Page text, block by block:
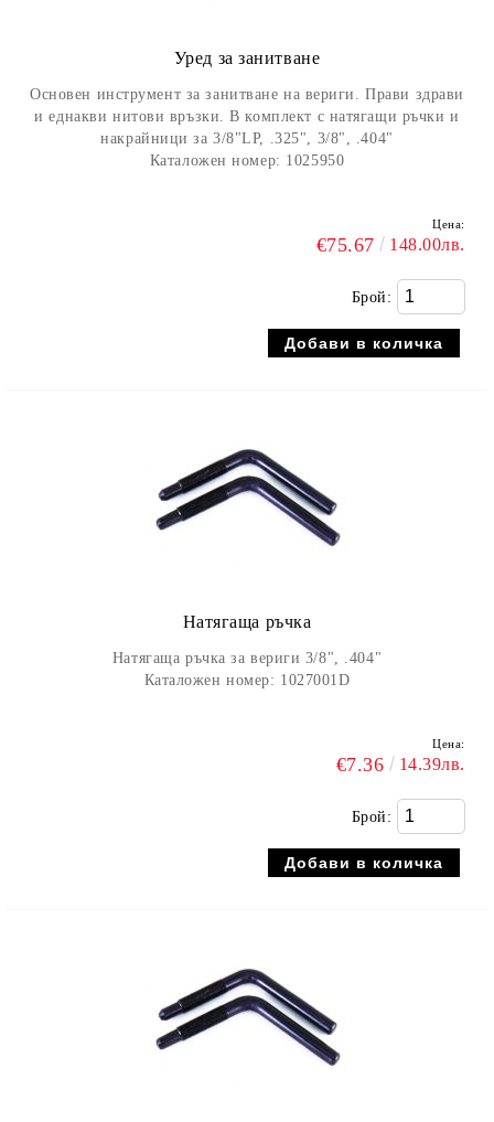
Уред за занитване
Основен инструмент за занитване на вериги. Прави здрави
и еднакви нитови връзки. В комплект с натягащи ръчки и
накрайници за 3/8"LP, .325", 3/8", .404"
Каталожен номер: 1025950
Цена:
€75.67 148.00лв.
Брой:
Натягаща ръчка
Натягаща ръчка за вериги 3/8", .404"
Каталожен номер: 1027001D
Цена:
€7.36 14.39лв.
Брой: